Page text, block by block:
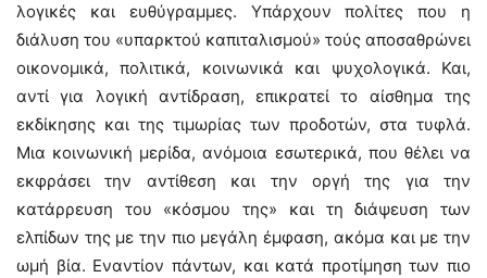
λογικές και ευθύγραμμες. Υπάρχουν πολίτες που η
διάλυση του «υπαρκτού καπιταλισμού» τούς αποσαθρώνει
οικονομικά, πολιτικά, κοινωνικά και ψυχολογικά. Και,
αντί για λογική αντίδραση, επικρατεί το αίσθημα της
εκδίκησης και της τιμωρίας των προδοτών, στα τυφλά.
Μια κοινωνική μερίδα, ανόμοια εσωτερικά, που θέλει να
εκφράσει την αντίθεση και την οργή της για την
κατάρρευση του «κόσμου της» και τη διάψευση των
ελπίδων της με την πιο μεγάλη έμφαση, ακόμα και με την
ωμή βία. Εναντίον πάντων, και κατά προτίμηση των πιο